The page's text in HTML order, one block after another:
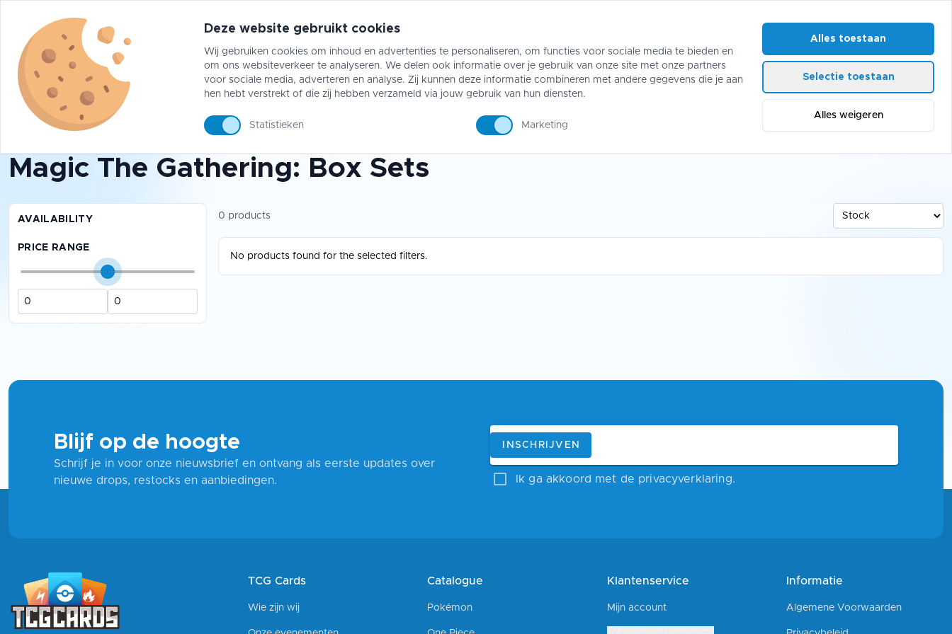
Pokémon One Piece Magic The Gathering Riftbound Accessoires Collectables
Magic The Gathering
Magic The Gathering: Box Sets
AVAILABILITY
PRICE RANGE
0 products
No products found for the selected filters.
Blijf op de hoogte
Schrijf je in voor onze nieuwsbrief en ontvang als eerste updates over
nieuwe drops, restocks en aanbiedingen.
Blijf op de hoogte
E-mailadres
INSCHRIJVEN
Ik ga akkoord met de privacyverklaring.
TCG Cards
Wie zijn wij
Catalogue
Pokémon
Klantenservice
Mijn account
Informatie
Algemene Voorwaarden
Deze website gebruikt cookies
Wij gebruiken cookies om inhoud en advertenties te personaliseren, om functies voor sociale media te bieden en
om ons websiteverkeer te analyseren. We delen ook informatie over je gebruik van onze site met onze partners
voor sociale media, adverteren en analyse. Zij kunnen deze informatie combineren met andere gegevens die je aan
hen hebt verstrekt of die zij hebben verzameld via jouw gebruik van hun diensten.
Statistieken Marketing
Alles toestaan
Selectie toestaan
Alles weigeren